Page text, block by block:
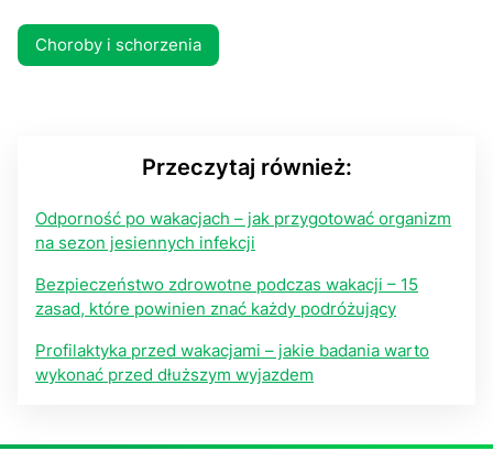
Choroby i schorzenia
Przeczytaj również:
Odporność po wakacjach – jak przygotować organizm
na sezon jesiennych infekcji
Bezpieczeństwo zdrowotne podczas wakacji – 15
zasad, które powinien znać każdy podróżujący
Profilaktyka przed wakacjami – jakie badania warto
wykonać przed dłuższym wyjazdem